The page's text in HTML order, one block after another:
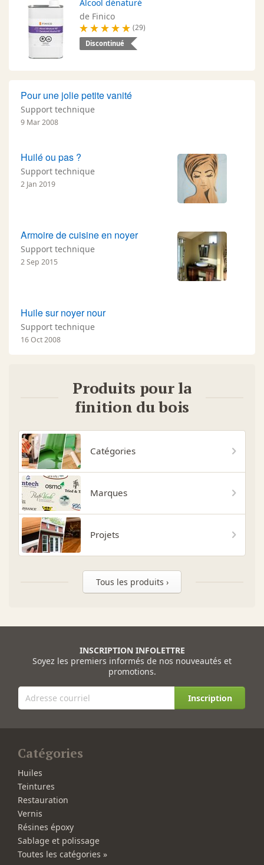
Alcool dénaturé
de Finico
(29)
Discontinué
Pour une jolie petite vanité
Support technique
9 Mar 2008
Huilé ou pas ?
Support technique
2 Jan 2019
Armoire de cuisine en noyer
Support technique
2 Sep 2015
Huile sur noyer nour
Support technique
16 Oct 2008
Produits pour la
finition du bois
Catégories
Marques
Projets
Tous les produits ›
INSCRIPTION INFOLETTRE
Soyez les premiers informés de nos nouveautés et
promotions.
Inscription
Catégories
Huiles
Teintures
Restauration
Vernis
Résines époxy
Sablage et polissage
Toutes les catégories »